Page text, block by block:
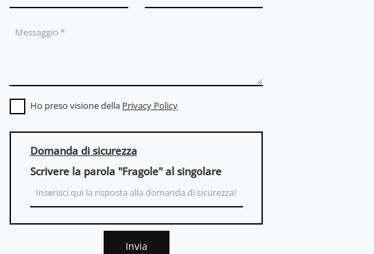
Ho preso visione della Privacy Policy
Domanda di sicurezza
Scrivere la parola "Fragole" al singolare
Invia